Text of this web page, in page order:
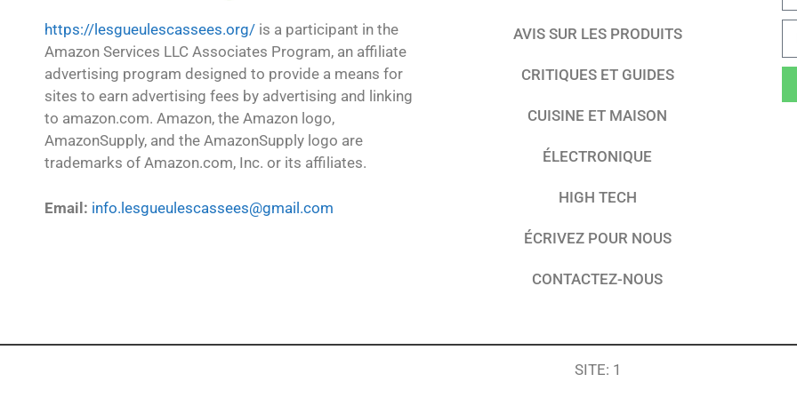
https://lesgueulescassees.org/ is a participant in the
Amazon Services LLC Associates Program, an affiliate
advertising program designed to provide a means for
sites to earn advertising fees by advertising and linking
to amazon.com. Amazon, the Amazon logo,
AmazonSupply, and the AmazonSupply logo are
trademarks of Amazon.com, Inc. or its affiliates.
Email: info.lesgueulescassees@gmail.com
AVIS SUR LES PRODUITS
CRITIQUES ET GUIDES
CUISINE ET MAISON
ÉLECTRONIQUE
HIGH TECH
ÉCRIVEZ POUR NOUS
CONTACTEZ-NOUS
SITE: 1